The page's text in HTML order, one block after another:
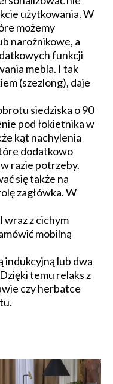
użytkowania. W
możemy
narożnikowe, a
funkcji
mebla. I tak
(szezlong), daje
siedziska o 90
pod łokietnika w
kąt nachylenia
dodatkowo
razie potrzeby.
się także na
zagłówka. W
wraz z cichym
mobilną
indukcyjną lub dwa
temu relaks z
czy herbatce